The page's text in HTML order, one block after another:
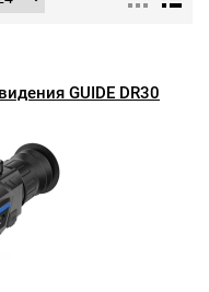
GUIDE DR30